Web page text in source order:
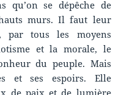
qu’on se dépêche de
murs. Il faut leur
par tous les moyens
et la morale, le
du peuple. Mais
et ses espoirs. Elle